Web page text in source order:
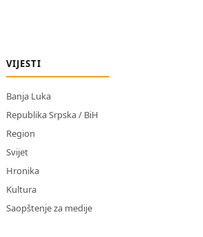
VIJESTI
Banja Luka
Republika Srpska / BiH
Region
Svijet
Hronika
Kultura
Saopštenje za medije